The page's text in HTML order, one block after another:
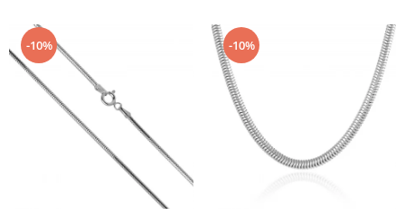
-10% -10%